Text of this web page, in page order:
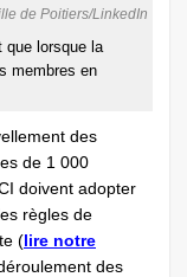
de Poitiers/LinkedIn
que lorsque la
membres en
des
de 1 000
doivent adopter
règles de
(lire notre
des